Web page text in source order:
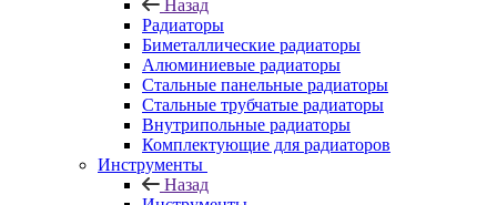
Назад
Радиаторы
Биметаллические радиаторы
Алюминиевые радиаторы
Стальные панельные радиаторы
Стальные трубчатые радиаторы
Внутрипольные радиаторы
Комплектующие для радиаторов
Инструменты
Назад